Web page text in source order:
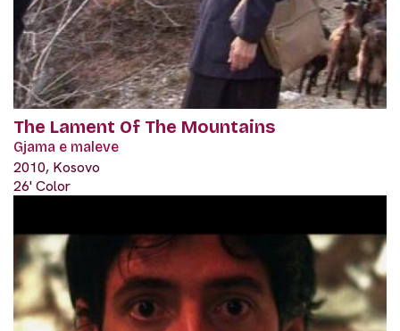
The Lament Of The Mountains
Gjama e maleve
2010, Kosovo
26' Color